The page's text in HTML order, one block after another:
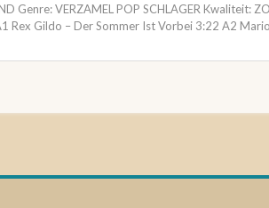
Genre: VERZAMEL POP SCHLAGER Kwaliteit:
Rex Gildo – Der Sommer Ist Vorbei 3:22 A2